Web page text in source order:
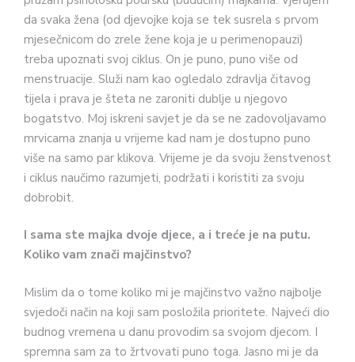
da svaka žena (od djevojke koja se tek susrela s prvom
mjesečnicom do zrele žene koja je u perimenopauzi)
treba upoznati svoj ciklus. On je puno, puno više od
menstruacije. Služi nam kao ogledalo zdravlja čitavog
tijela i prava je šteta ne zaroniti dublje u njegovo
bogatstvo. Moj iskreni savjet je da se ne zadovoljavamo
mrvicama znanja u vrijeme kad nam je dostupno puno
više na samo par klikova. Vrijeme je da svoju ženstvenost
i ciklus naučimo razumjeti, podržati i koristiti za svoju
dobrobit.
I sama ste majka dvoje djece, a i treće je na putu.
Koliko vam znači majčinstvo?
Mislim da o tome koliko mi je majčinstvo važno najbolje
svjedoči način na koji sam posložila prioritete. Najveći dio
budnog vremena u danu provodim sa svojom djecom. I
spremna sam za to žrtvovati puno toga. Jasno mi je da